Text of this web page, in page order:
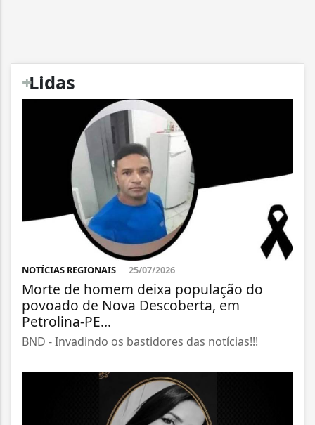
+
Lidas
NOTÍCIAS REGIONAIS 25/07/2026
Morte de homem deixa população do
povoado de Nova Descoberta, em
Petrolina-PE...
BND - Invadindo os bastidores das notícias!!!